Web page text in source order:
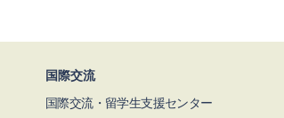
国際交流
国際交流・留学生支援センター